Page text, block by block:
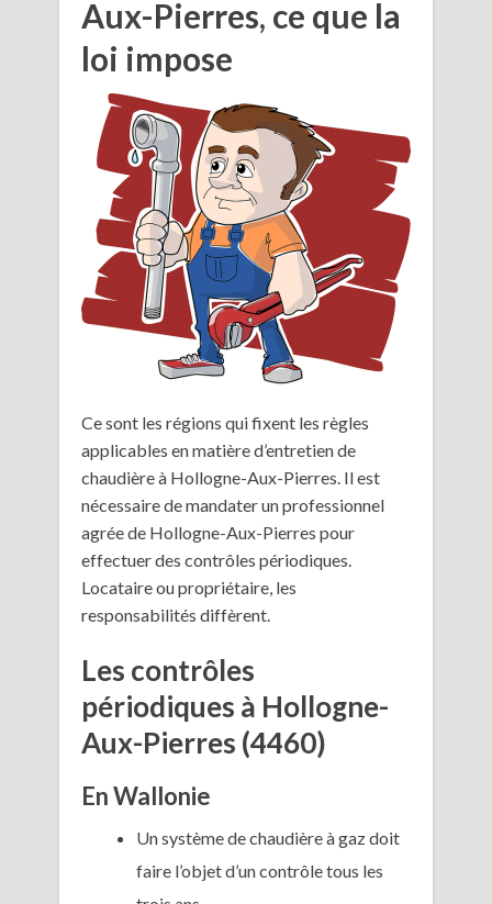
Aux-Pierres, ce que la
loi impose
Ce sont les régions qui fixent les règles
applicables en matière d’entretien de
chaudière à Hollogne-Aux-Pierres. Il est
nécessaire de mandater un professionnel
agrée de Hollogne-Aux-Pierres pour
effectuer des contrôles périodiques.
Locataire ou propriétaire, les
responsabilités diffèrent.
Les contrôles
périodiques à Hollogne-
Aux-Pierres (4460)
En Wallonie
Un système de chaudière à gaz doit
faire l’objet d’un contrôle tous les